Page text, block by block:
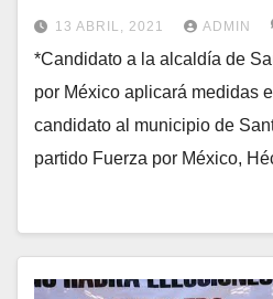
13 ABRIL, 2021 ADMIN
*Candidato a la alcaldía de
por México aplicará medidas
candidato al municipio de
partido Fuerza por México,